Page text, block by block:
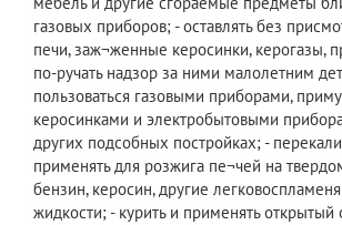
газовых приборов; - оставлять без
печи, заж¬женные керосинки, керогазы,
по-ручать надзор за ними малолетним
пользоваться газовыми приборами,
керосинками и электробытовыми
других подсобных постройках; -
применять для розжига пе¬чей на
бензин, керосин, другие
жидкости; - курить и применять открытый